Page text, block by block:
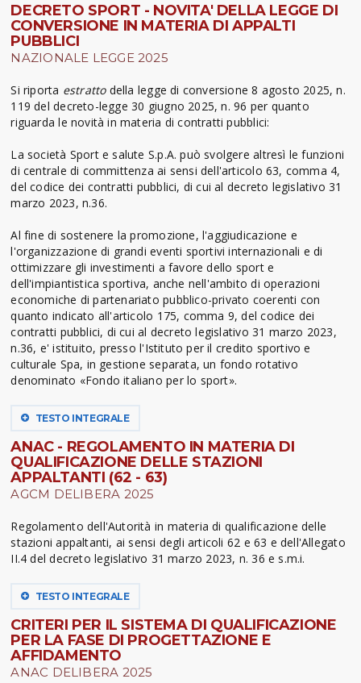
DECRETO SPORT - NOVITA' DELLA LEGGE DI
CONVERSIONE IN MATERIA DI APPALTI
PUBBLICI
NAZIONALE LEGGE 2025
Si riporta estratto della legge di conversione 8 agosto 2025, n.
119 del decreto-legge 30 giugno 2025, n. 96 per quanto
riguarda le novità in materia di contratti pubblici:
La società Sport e salute S.p.A. può svolgere altresì le funzioni
di centrale di committenza ai sensi dell'articolo 63, comma 4,
del codice dei contratti pubblici, di cui al decreto legislativo 31
marzo 2023, n.36.
Al fine di sostenere la promozione, l'aggiudicazione e
l'organizzazione di grandi eventi sportivi internazionali e di
ottimizzare gli investimenti a favore dello sport e
dell'impiantistica sportiva, anche nell'ambito di operazioni
economiche di partenariato pubblico-privato coerenti con
quanto indicato all'articolo 175, comma 9, del codice dei
contratti pubblici, di cui al decreto legislativo 31 marzo 2023,
n.36, e' istituito, presso l'Istituto per il credito sportivo e
culturale Spa, in gestione separata, un fondo rotativo
denominato «Fondo italiano per lo sport».
TESTO INTEGRALE
ANAC - REGOLAMENTO IN MATERIA DI
QUALIFICAZIONE DELLE STAZIONI
APPALTANTI (62 - 63)
AGCM DELIBERA 2025
Regolamento dell'Autorità in materia di qualificazione delle
stazioni appaltanti, ai sensi degli articoli 62 e 63 e dell'Allegato
II.4 del decreto legislativo 31 marzo 2023, n. 36 e s.m.i.
TESTO INTEGRALE
CRITERI PER IL SISTEMA DI QUALIFICAZIONE
PER LA FASE DI PROGETTAZIONE E
AFFIDAMENTO
ANAC DELIBERA 2025